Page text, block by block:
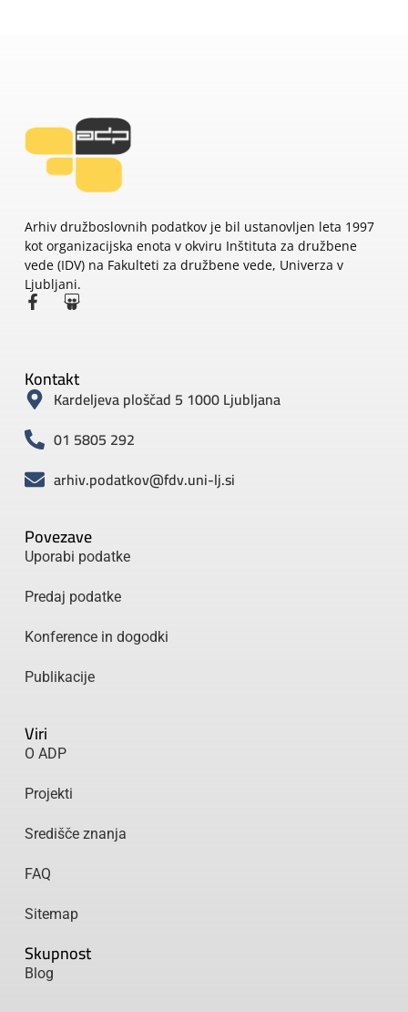
Arhiv družboslovnih podatkov je bil ustanovljen leta 1997
kot organizacijska enota v okviru Inštituta za družbene
vede (IDV) na Fakulteti za družbene vede, Univerza v
Ljubljani.
Povezave
Uporabi podatke
Predaj podatke
Konference in dogodki
Publikacije
Viri
O ADP
Projekti
Središče znanja
FAQ
Sitemap
Skupnost
Blog
Kontakt
Kardeljeva ploščad 5 1000 Ljubljana
01 5805 292
arhiv.podatkov@fdv.uni-lj.si